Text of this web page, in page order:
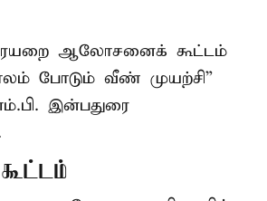
ஆலோசனைக் கூட்டம்
போடும் வீண் முயற்சி”
இன்பதுரை